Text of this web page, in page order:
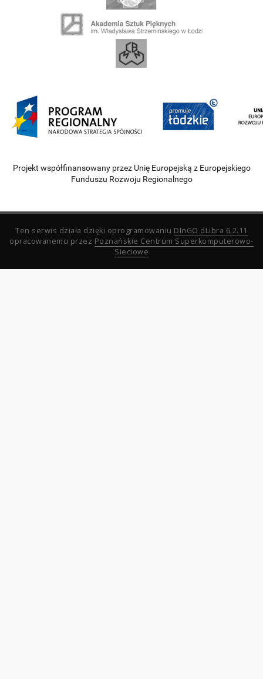
Projekt współfinansowany przez Unię Europejską z Europejskiego
Funduszu Rozwoju Regionalnego
Ten serwis działa dzięki oprogramowaniu DInGO dLibra 6.2.11
opracowanemu przez Poznańskie Centrum Superkomputerowo-
Sieciowe